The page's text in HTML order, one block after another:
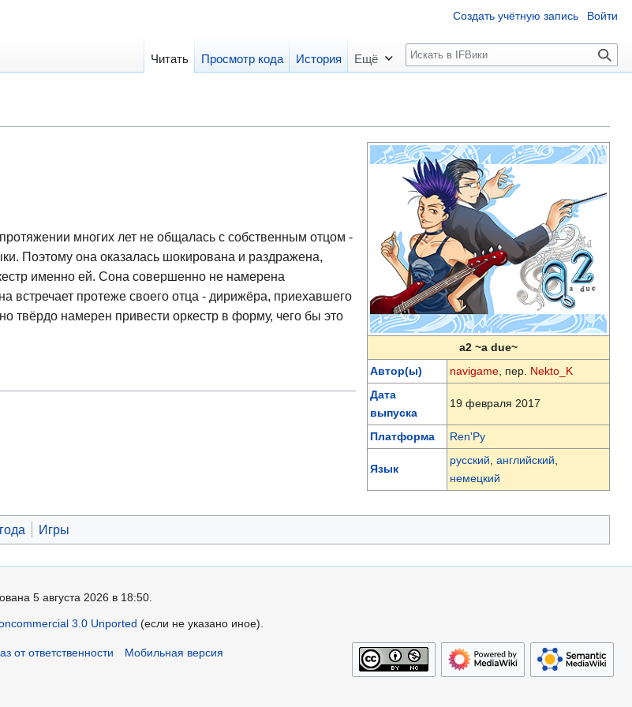
a2 ~a due~
Автор(ы)
navigame , пер. Nekto_K
Дата
выпуска
19 февраля 2017
Платформа Ren'Py
Язык
русский ,английский
немецкий
многих лет не общалась с собственным отцом -
Поэтому она оказалась шокирована и раздражена,
именно ей. Сона совершенно не намерена
встречает протеже своего отца - дирижёра, приехавшего
твёрдо намерен привести оркестр в форму, чего бы это
Игры
Создать учётную запись Войти
Читать Просмотр кода История Ещё
П
о
к
5 августа 2026 в 18:50.
3.0 Unported (если не указано иное).
от ответственности Мобильная версия